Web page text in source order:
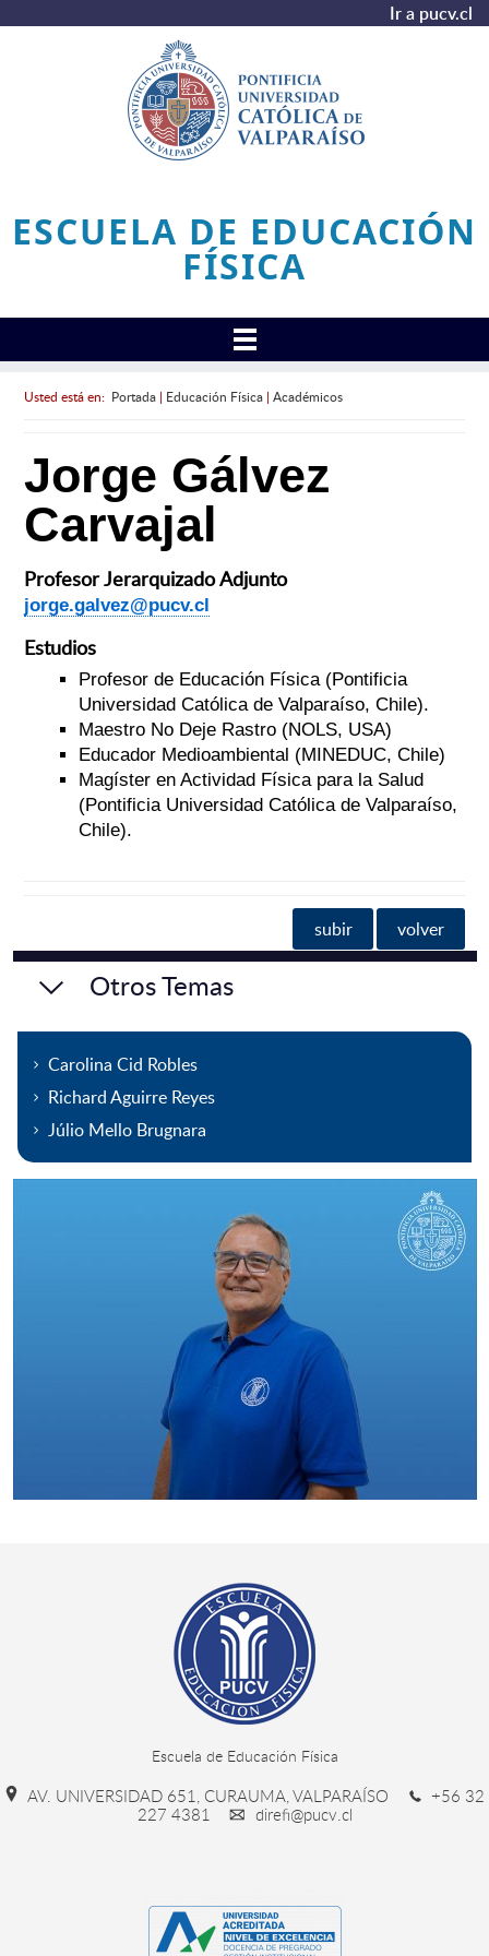
Ir a pucv.cl
ESCUELA DE EDUCACIÓN
FÍSICA
Usted está en: Portada| Educación Física| Académicos
Jorge Gálvez
Carvajal
Profesor Jerarquizado Adjunto
jorge.galvez@pucv.cl
Estudios
Profesor de Educación Física (Pontificia
Universidad Católica de Valparaíso, Chile).
Maestro No Deje Rastro (NOLS, USA)
Educador Medioambiental (MINEDUC, Chile)
Magíster en Actividad Física para la Salud
(Pontificia Universidad Católica de Valparaíso,
Chile).
subir volver
Otros Temas
Carolina Cid Robles
Richard Aguirre Reyes
Júlio Mello Brugnara
Escuela de Educación Física
AV. UNIVERSIDAD 651, CURAUMA, VALPARAÍSO
+56 32
227 4381
direfi@pucv.cl